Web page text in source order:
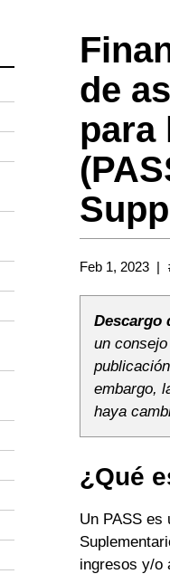
de
para
Feb 1, 2023
Descargo
un
embargo,
haya
¿Qué
Un PASS es
ingresos y/o